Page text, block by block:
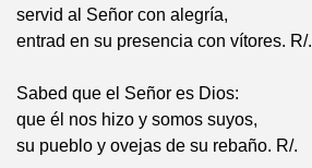
servid al Señor con alegría,
entrad en su presencia con vítores. R/.
Sabed que el Señor es Dios:
que él nos hizo y somos suyos,
su pueblo y ovejas de su rebaño. R/.